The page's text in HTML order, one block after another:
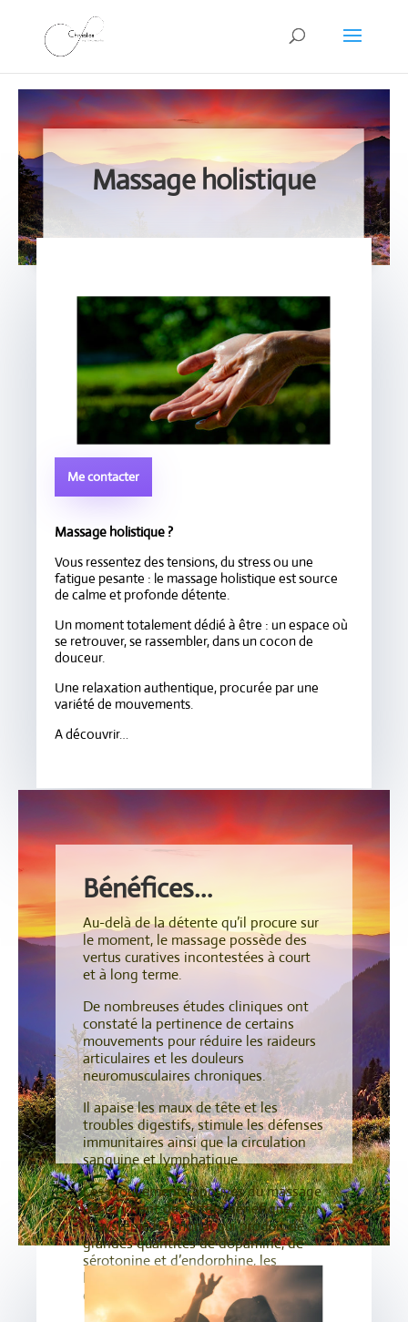
Massage holistique
Me contacter
Massage holistique ?
Vous ressentez des tensions, du stress ou une
fatigue pesante : le massage holistique est source
de calme et profonde détente.
Un moment totalement dédié à être : un espace où
se retrouver, se rassembler, dans un cocon de
douceur.
Une relaxation authentique, procurée par une
variété de mouvements.
A découvrir…
Bénéfices…
Au-delà de la détente qu’il procure sur
le moment, le massage possède des
vertus curatives incontestées à court
et à long terme.
De nombreuses études cliniques ont
constaté la pertinence de certains
mouvements pour réduire les raideurs
articulaires et les douleurs
neuromusculaires chroniques.
Il apaise les maux de tête et les
troubles digestifs, stimule les défenses
immunitaires ainsi que la circulation
sanguine et lymphatique.
Les mouvements appuyés du massage
déclenchent des effets bénéfiques sur
le système hormonal qui produit de
grandes quantités de dopamine, de
sérotonine et d’endorphine, les
hormones cérébrales du soulagement
et du plaisir.